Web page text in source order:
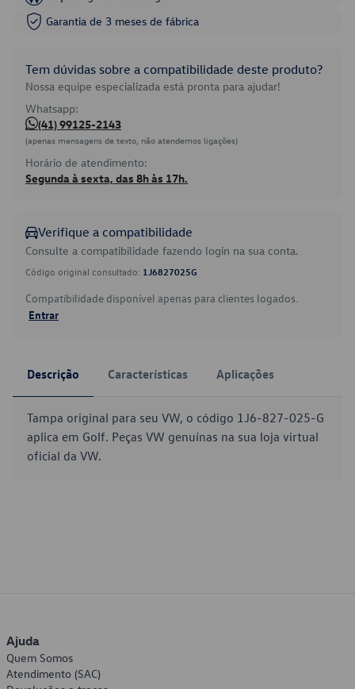
Garantia de 3 meses de fábrica
Tem dúvidas sobre a compatibilidade deste produto?
Nossa equipe especializada está pronta para ajudar!
Whatsapp:
(41) 99125-2143
(apenas mensagens de texto, não atendemos ligações)
Horário de atendimento:
Segunda à sexta, das 8h às 17h.
Verifique a compatibilidade
Consulte a compatibilidade fazendo login na sua conta.
Código original consultado: 1J6827025G
Compatibilidade disponível apenas para clientes logados.
Entrar
Descrição Características Aplicações
Tampa original para seu VW, o código 1J6-827-025-G
aplica em Golf. Peças VW genuínas na sua loja virtual
oficial da VW.
Ajuda
Quem Somos
Atendimento (SAC)